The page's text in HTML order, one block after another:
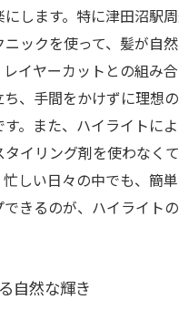
します。特に津田沼駅
ックを使って、髪が自
イヤーカットとの組み
、手間をかけずに理想
。また、ハイライトに
イリング剤を使わなく
しい日々の中でも、簡
きるのが、ハイライト
自然な輝き